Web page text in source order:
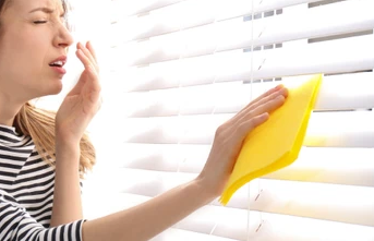
Limpieza Sin Alergias Beneficios de Profesionales
Comparación Limpieza Hogar Opciones de
Organiza tu Hogar Limpieza y Bienestar